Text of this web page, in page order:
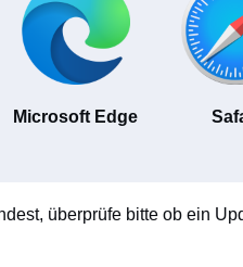
Microsoft Edge
überprüfe bitte ob ein